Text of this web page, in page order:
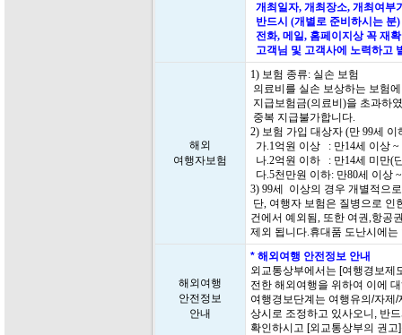
개최일자, 개최장소, 개최여부
반드시 (개별로 준비하시는 분
전화, 메일, 홈페이지상 꼭 재
고객님 및 고객사에 노력하고
해외
여행자보험
1) 보험 종류: 실손 보험
의료비를 실손 보상하는 보험
지급보험금(의료비)을 초과하
중복 지급불가합니다.
2) 보험 가입 대상자 (만 99세
가.1억원 이상 : 만14세 이상 ~
나.2억원 이하 : 만14세 미만(
다.5천만원 이하: 만80세 이상
3) 99세 이상의 경우 개별적으
단, 여행자 보험은 질병으로 인
건에서 예외됨, 또한 여권,항공
제외 됩니다.휴대품 도난시에
해외여행
안전정보
안내
* 해외여행 안전정보 안내
외교통상부에서는 [여행경보제
전한 해외여행을 위하여 이에
여행경보단계는 여행유의/자제
상시로 조정하고 있사오니, 반
확인하시고 [외교통상부의 권